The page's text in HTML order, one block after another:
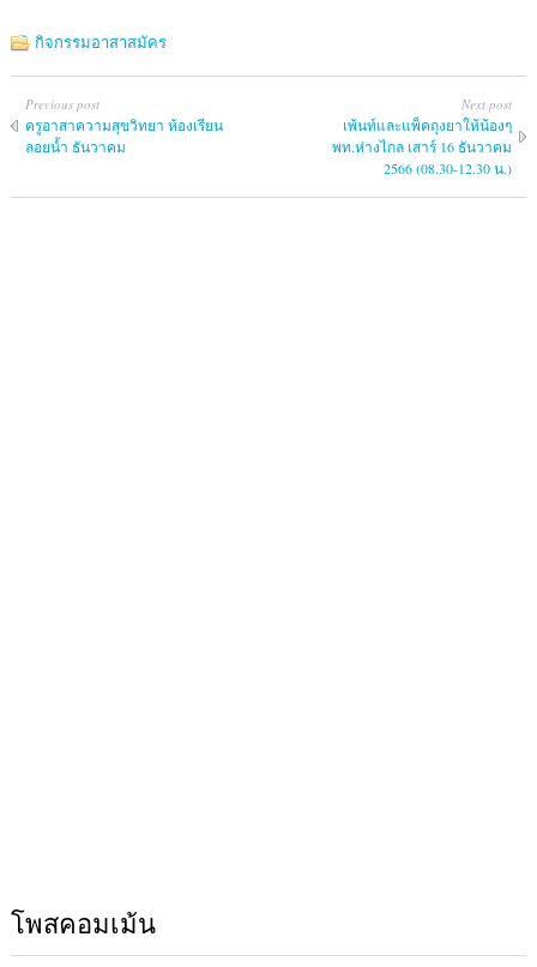
กิจกรรมอาสาสมัคร
Previous post
ครูอาสาความสุขวิทยา ห้องเรียน
ลอยน้ำ ธันวาคม
Next post
เพ้นท์และแพ็คถุงยาให้น้องๆ
พท.ห่างไกล เสาร์ 16 ธันวาคม
2566 (08.30-12.30 น.)
โพสคอมเม้น